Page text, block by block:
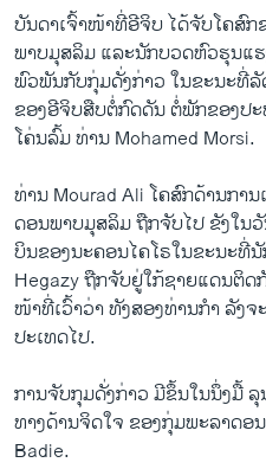
ລາຍງານ
ຕິດຕາມພວກເຮົາ ທີ່
ພາສາຕ່າງໆ
ບັນດາເຈົ້າໜ້າທີ່ອີຈິບ ໄດ້ຈັບໂຄສົ
ພາບມຸສລິມ ແລະນັກບວດຫົວຮຸນແ
ພົວພັນກັບກຸ່ມດັ່ງກ່າວ ໃນຂະນະທີ່
ຂອງອີຈິບສືບຕໍ່ກົດດັນ ຕໍ່ພັກຂອງປ
ໂຄ່ນລົ້ມ ທ່ານ Mohamed Morsi.
ທ່ານ Mourad Ali ໂຄສົກດ້ານກາ
ດອນພາບມຸສລິມ ຖືກຈັບໄປ ຂັງໃ
ບິນຂອງນະຄອນໄຄໂຣໃນຂະນະທີ່
Hegazy ຖືກຈັບຢູ່ໃກ້ຊາຍແດນຕິດ
ໜ້າທີ່ເວົ້າວ່າ ທັງສອງທ່ານກໍາ ລັງ
ປະເທດໄປ.
ການຈັບກຸມດັ່ງກ່າວ ມີຂຶ້ນໃນນຶ່ງມື້
ທາງດ້ານຈິດໃຈ ຂອງກຸ່ມພະລາດອ
Badie.